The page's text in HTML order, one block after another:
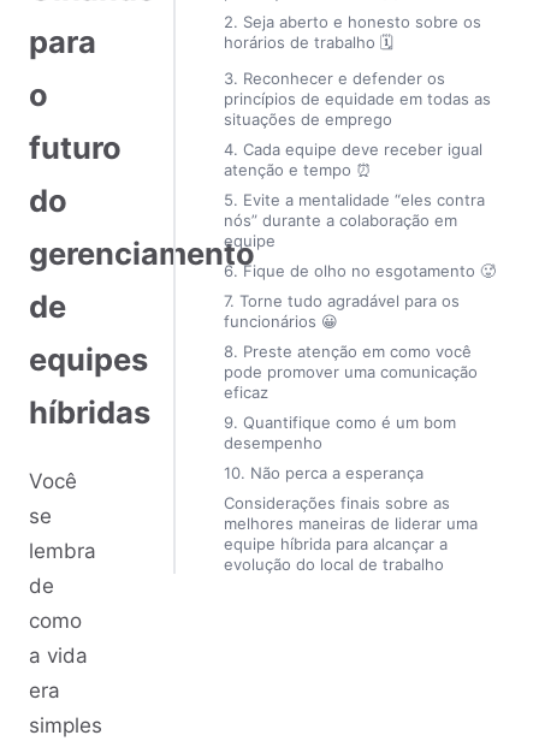
para
o
futuro
do
gerenciamento
de
equipes
híbridas
Você
se
lembra
de
como
a vida
era
simples
2. Seja aberto e honesto sobre os
horários de trabalho 🗓️
3. Reconhecer e defender os
princípios de equidade em todas as
situações de emprego
4. Cada equipe deve receber igual
atenção e tempo ⏰
5. Evite a mentalidade “eles contra
nós” durante a colaboração em
equipe
6. Fique de olho no esgotamento 🥵
7. Torne tudo agradável para os
funcionários 😀
8. Preste atenção em como você
pode promover uma comunicação
eficaz
9. Quantifique como é um bom
desempenho
10. Não perca a esperança
Considerações finais sobre as
melhores maneiras de liderar uma
equipe híbrida para alcançar a
evolução do local de trabalho